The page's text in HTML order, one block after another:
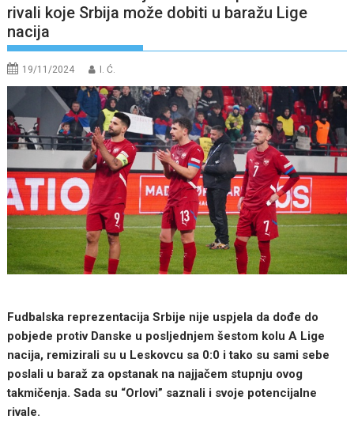
rivali koje Srbija može dobiti u baražu Lige
nacija
19/11/2024 I. Ć.
Fudbalska reprezentacija Srbije nije uspjela da dođe do
pobjede protiv Danske u posljednjem šestom kolu A Lige
nacija, remizirali su u Leskovcu sa 0:0 i tako su sami sebe
poslali u baraž za opstanak na najjačem stupnju ovog
takmičenja. Sada su “Orlovi” saznali i svoje potencijalne
rivale.